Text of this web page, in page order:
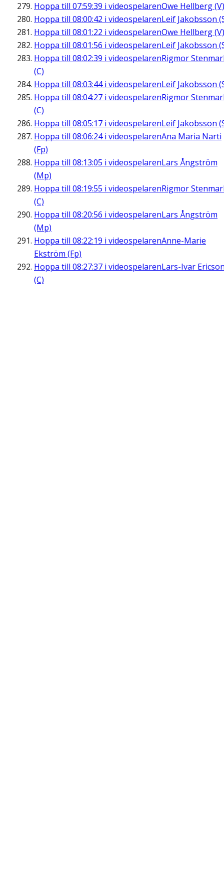
Hoppa till 07:59:39 i videospelarenOwe Hellberg (V)
Hoppa till 08:00:42 i videospelarenLeif Jakobsson
Hoppa till 08:01:22 i videospelarenOwe Hellberg (V)
Hoppa till 08:01:56 i videospelarenLeif Jakobsson
Hoppa till 08:02:39 i videospelarenRigmor
(C)
Hoppa till 08:03:44i videospelarenLeif Jakobsson
Hoppa till 08:04:27 i videospelarenRigmor
(C)
Hoppa till 08:05:17 i videospelarenLeif Jakobsson
Hoppa till 08:06:24i videospelarenAna Maria Narti
(Fp)
Hoppa till 08:13:05 i videospelarenLars Ångström
(Mp)
Hoppa till 08:19:55 i videospelarenRigmor
(C)
Hoppa till 08:20:56 i videospelarenLars Ångström
(Mp)
Hoppa till 08:22:19 i videospelarenAnne-Marie
Ekström (Fp)
Hoppa till 08:27:37 i videospelarenLars-Ivar
(C)